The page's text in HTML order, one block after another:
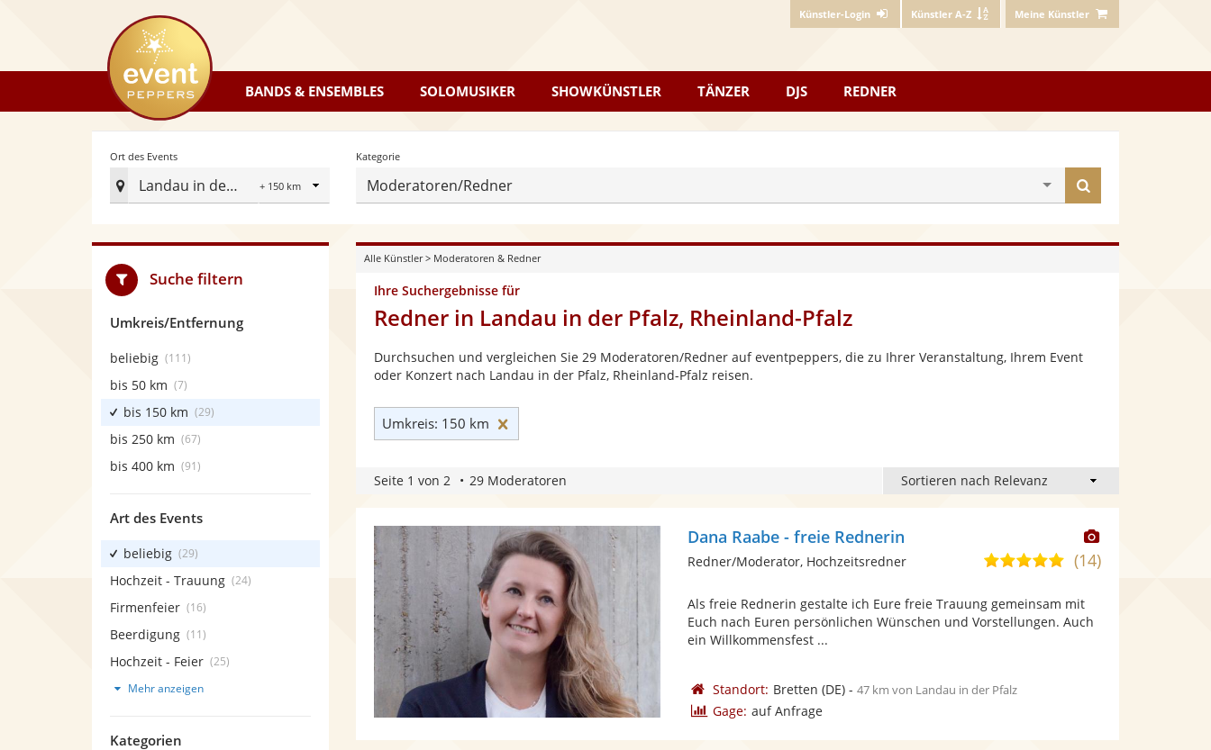
Künstler-Login Künstler A-Z Meine Künstler
eventpeppers
BANDS & ENSEMBLES SOLOMUSIKER SHOWKÜNSTLER TÄNZER DJS REDNER
Ort des Events
Landau in der Pfalz
Radius
Ort
Events
festlegen
Kategorie
Moderatoren/Redner
finden
Alle Künstler> Moderatoren & Redner
Ihre Suchergebnisse für
Redner in Landau in der Pfalz, Rheinland-Pfalz
Durchsuchen und vergleichen Sie 29 Moderatoren/Redner auf eventpeppers, die zu Ihrer Veranstaltung, Ihrem Event
oder Konzert nach Landau in der Pfalz, Rheinland-Pfalz reisen.
Umkreis: 150 km
Seite 1 von 2 29 Moderatoren
Dieser
Künstler
Dana Raabe - freie Rednerin
4,9
5
Sternen
(14)
Redner/Moderator, Hochzeitsredner
Als freie Rednerin gestalte ich Eure freie Trauung gemeinsam mit
Euch nach Euren persönlichen Wünschen und Vorstellungen. Auch
ein Willkommensfest ...
Standort: Bretten (DE)- 47 km von Landau in der Pfalz
Gage: auf Anfrage
Suche filtern
Umkreis/Entfernung
beliebig (111)
bis 50 km (7)
bis 150 km (29)
bis 250 km (67)
bis 400 km (91)
Art des Events
beliebig (29)
Hochzeit - Trauung (24)
Firmenfeier (16)
Beerdigung (11)
Hochzeit - Feier (25)
Mehr anzeigen
Kategorien